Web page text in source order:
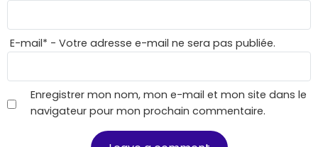
E-mail* - Votre adresse e-mail ne sera pas publiée.
Enregistrer mon nom, mon e-mail et mon site dans le
navigateur pour mon prochain commentaire.